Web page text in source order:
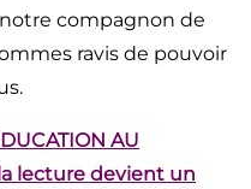
compagnon de
ravis de pouvoir
AU
lecture devient un